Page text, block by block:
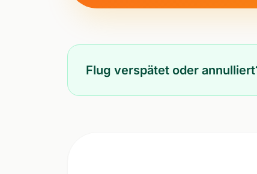
Flug verspätet oder